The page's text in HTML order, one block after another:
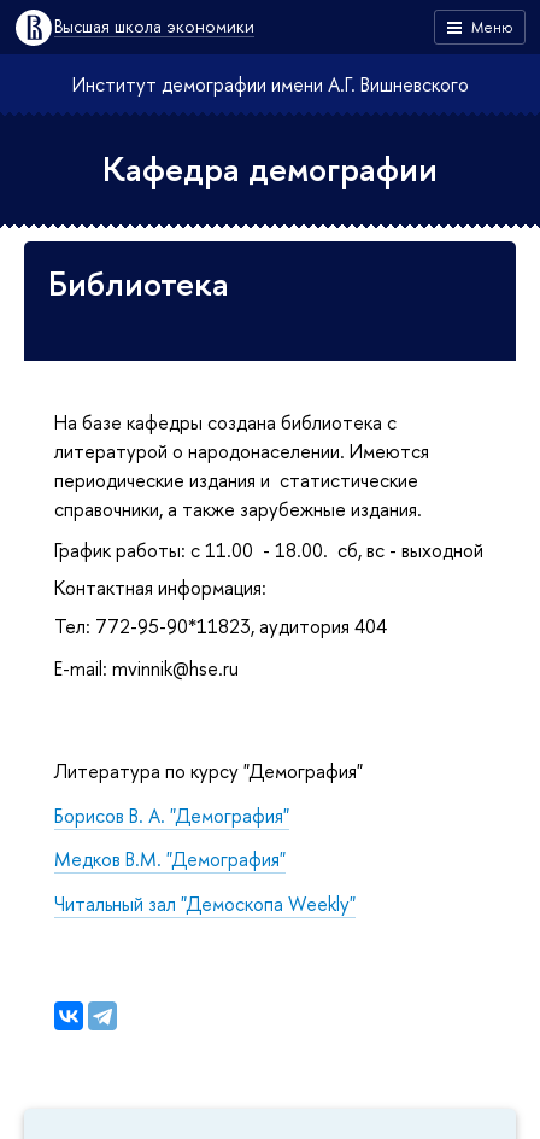
Меню
Высшая школа экономики
Институт демографии имени А.Г. Вишневского
Кафедра демографии
Библиотека
На базе кафедры создана библиотека с
литературой о народонаселении. Имеются
периодические издания и статистические
справочники, а также зарубежные издания.
График работы: с 11.00 - 18.00. сб, вс - выходной
Контактная информация:
Тел: 772-95-90*11823, аудитория 404
E-mail: mvinnik@hse.ru
Литература по курсу "Демография"
Борисов В. А. "Демография"
Медков В.М. "Демография"
Читальный зал "Демоскопа Weekly"